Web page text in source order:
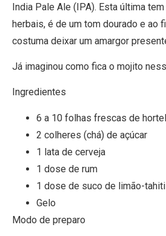
India Pale Ale (IPA). Esta última
herbais, é de um tom dourado e ao
costuma deixar um amargor
Já imaginou como fica o mojito
Ingredientes
6 a 10 folhas frescas de
2 colheres (chá) de açúcar
1 lata de cerveja
1 dose de rum
1 dose de suco de limão-tahiti
Gelo
Modo de preparo